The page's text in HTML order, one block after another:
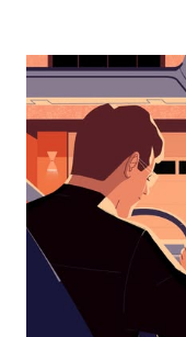
календарю
выбрать
дату.
Чтобы
закрыть
календарь,
нажмите
Esc.